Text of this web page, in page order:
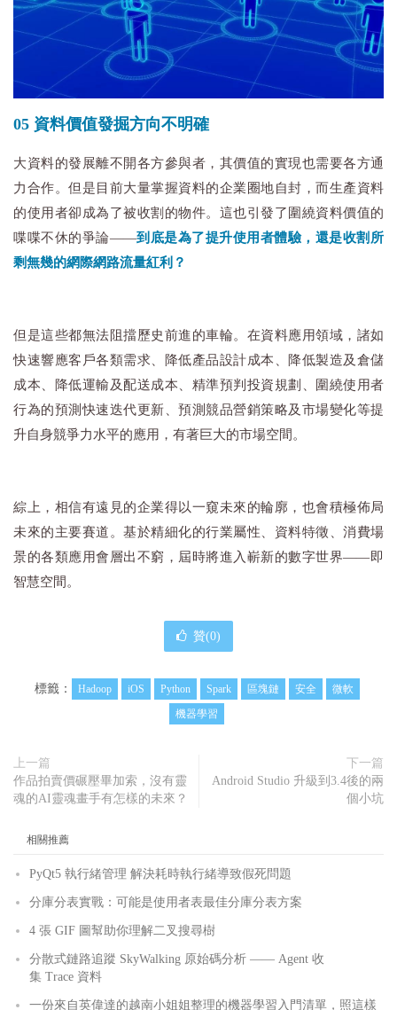
05 資料價值發掘方向不明確
大資料的發展離不開各方參與者，其價值的實現也需要各方通
力合作。但是目前大量掌握資料的企業圈地自封，而生產資料
的使用者卻成為了被收割的物件。這也引發了圍繞資料價值的
喋喋不休的爭論——到底是為了提升使用者體驗，還是收割所
剩無幾的網際網路流量紅利？
但是這些都無法阻擋歷史前進的車輪。在資料應用領域，諸如
快速響應客戶各類需求、降低產品設計成本、降低製造及倉儲
成本、降低運輸及配送成本、精準預判投資規劃、圍繞使用者
行為的預測快速迭代更新、預測競品營銷策略及市場變化等提
升自身競爭力水平的應用，有著巨大的市場空間。
綜上，相信有遠見的企業得以一窺未來的輪廓，也會積極佈局
未來的主要賽道。基於精細化的行業屬性、資料特徵、消費場
景的各類應用會層出不窮，屆時將進入嶄新的數字世界——即
智慧空間。
贊(0)
標籤： Hadoop iOS Python Spark 區塊鏈 安全
微軟
機器學習
上一篇
作品拍賣價碾壓畢加索，沒有靈
魂的AI靈魂畫手有怎樣的未來？
下一篇
Android Studio 升級到3.4後的兩
個小坑
相關推薦
PyQt5 執行緒管理 解決耗時執行緒導致假死問題
分庫分表實戰：可能是使用者表最佳分庫分表方案
4 張 GIF 圖幫助你理解二叉搜尋樹
分散式鏈路追蹤 SkyWalking 原始碼分析 —— Agent 收
集 Trace 資料
一份來自英偉達的越南小姐姐整理的機器學習入門清單，照這樣